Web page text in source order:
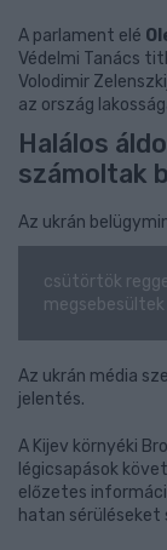
A parlament elé
Védelmi Tanács
Volodimir
az ország
Halálos
számoltak
Az ukrán
csütörtök
Az ukrán média
jelentés.
A Kijev környéki
légicsapások
előzetes
hatan sérüléseket